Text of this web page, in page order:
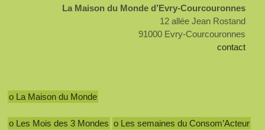
La Maison du Monde d’Evry-Courcouronnes
12 allée Jean Rostand
91000 Evry-Courcouronnes
contact
o La Maison du Monde
o Les Mois des 3 Mondes o Les semaines du Consom’Acteur